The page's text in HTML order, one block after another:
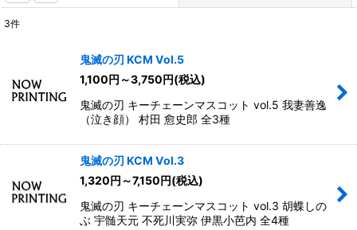
並び順
絞り込む
3件
鬼滅の刃 KCM Vol.5
1,100円 ～3,750円(税込)
鬼滅の刃 キーチェーンマスコット vol.5 我妻善逸
（泣き顔） 村田 愈史郎 全3種
鬼滅の刃 KCM Vol.3
1,320円 ～7,150円(税込)
鬼滅の刃 キーチェーンマスコット vol.3 胡蝶しの
ぶ 宇髄天元 不死川実弥 伊黒小芭内 全4種